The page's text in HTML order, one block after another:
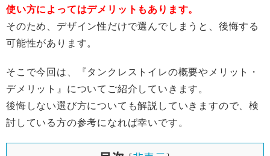
使い方によってはデメリットもあります。
そのため、デザイン性だけで選んでしまうと、後悔する
可能性があります。
そこで今回は、『タンクレストイレの概要やメリット・
デメリット』についてご紹介していきます。
後悔しない選び方についても解説していきますので、検
討している方の参考になれば幸いです。